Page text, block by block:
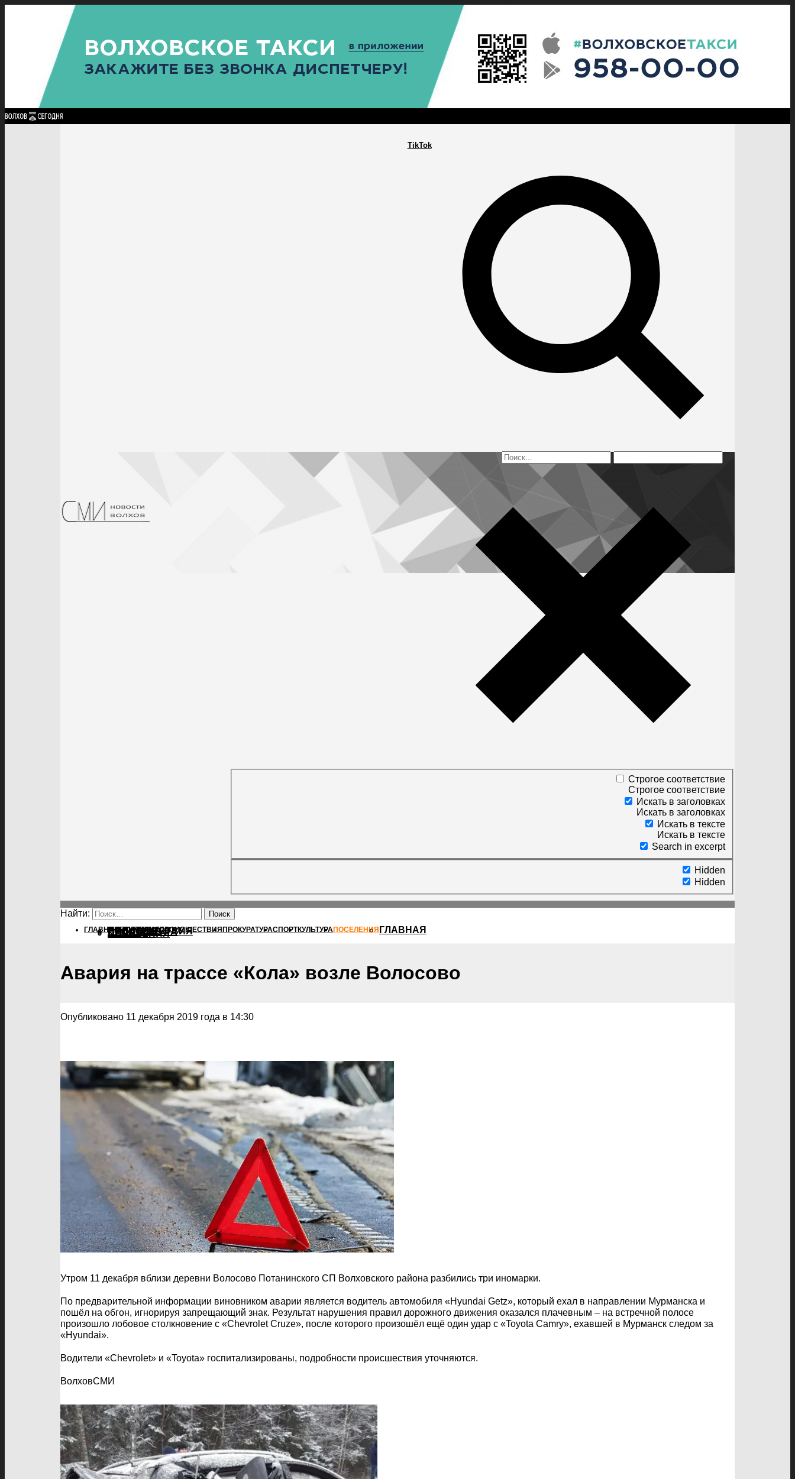
TikTok
Строгое соответствие
Строгое соответствие
Искать в заголовках
Искать в заголовках
Искать в тексте
Искать в тексте
Search in excerpt
Hidden
Hidden
Найти:
ГЛАВНАЯПОЛИТИКАПРОИСШЕСТВИЯ ПРОКУРАТУРАСПОРТКУЛЬТУРАПОСЕЛЕНИЯ ГЛАВНАЯ
ПОЛИТИКА
ПРОИСШЕСТВИЯ
ПРОКУРАТУРА
СПОРТ
КУЛЬТУРА
ПОСЕЛЕНИЯ
ГЛАВНАЯ ПОЛИТИКАПРОИСШЕСТВИЯПРОКУРАТУРА СПОРТ КУЛЬТУРАПОСЕЛЕНИЯ ГЛАВНАЯ
ПОЛИТИКА
КУЛЬТУРА
ПОСЕЛЕНИЯ
Авария на трассе «Кола» возле Волосово
Опубликовано 11 декабря 2019 года в 14:30
Утром 11 декабря вблизи деревни Волосово Потанинского СП Волховского района разбились три иномарки.
По предварительной информации виновником аварии является водитель автомобиля «Hyundai Getz», который ехал в направлении Мурманска и
пошёл на обгон, игнорируя запрещающий знак. Результат нарушения правил дорожного движения оказался плачевным – на встречной полосе
произошло лобовое столкновение с «Chevrolet Cruze», после которого произошёл ещё один удар с «Toyota Camry», ехавшей в Мурманск следом за
«Hyundai».
Водители «Chevrolet» и «Toyota» госпитализированы, подробности происшествия уточняются.
ВолховСМИ